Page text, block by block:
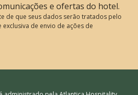
e ofertas do hotel.
de que seus dados serão tratados pelo
de envio de ações de